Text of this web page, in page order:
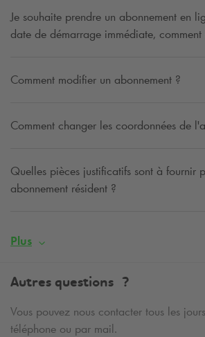
Je souhaite prendre un abonnement en
date de démarrage immédiate, comment
Comment modifier un abonnement ?
Comment changer les coordonnées de
Quelles pièces justificatifs sont à fournir
abonnement résident ?
Plus
Autres questions ?
Vous pouvez nous contacter tous les
téléphone ou par mail.